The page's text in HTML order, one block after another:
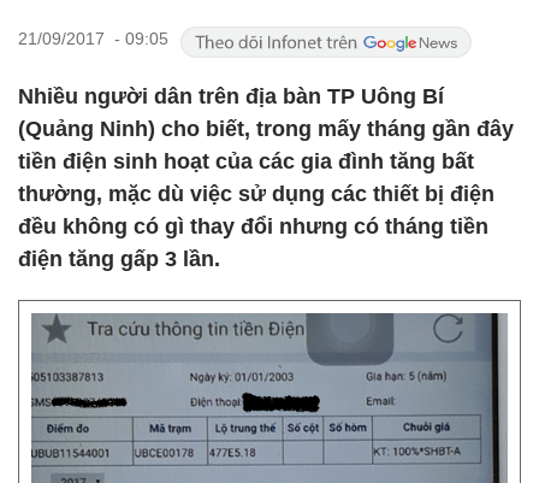
21/09/2017 - 09:05
Nhiều người dân trên địa bàn TP Uông Bí
(Quảng Ninh) cho biết, trong mấy tháng gần đây
tiền điện sinh hoạt của các gia đình tăng bất
thường, mặc dù việc sử dụng các thiết bị điện
đều không có gì thay đổi nhưng có tháng tiền
điện tăng gấp 3 lần.